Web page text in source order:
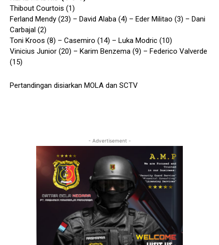
Thibout Courtois (1)
Ferland Mendy (23) – David Alaba (4) – Eder Militao (3) – Dani
Carbajal (2)
Toni Kroos (8) – Casemiro (14) – Luka Modric (10)
Vinicius Junior (20) – Karim Benzema (9) – Federico Valverde
(15)
Pertandingan disiarkan MOLA dan SCTV
- Advertisement -